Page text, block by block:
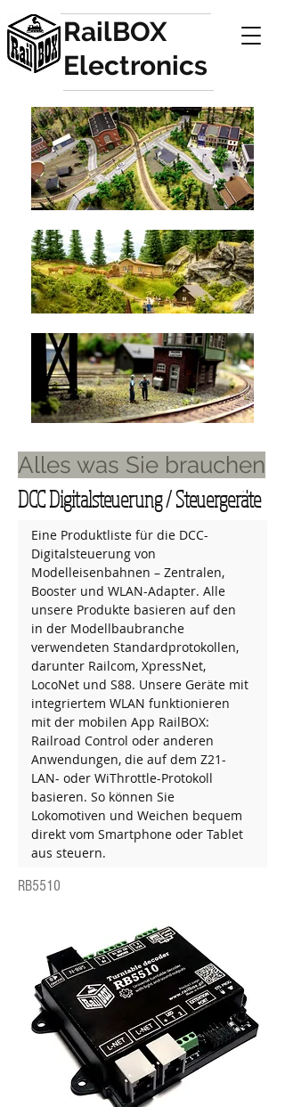
RailBOX
Electronics
Alles was Sie brauchen
DCC Digitalsteuerung / Steuergeräte
Eine Produktliste für die DCC-
Digitalsteuerung von
Modelleisenbahnen – Zentralen,
Booster und WLAN-Adapter. Alle
unsere Produkte basieren auf den
in der Modellbaubranche
verwendeten Standardprotokollen,
darunter Railcom, XpressNet,
LocoNet und S88. Unsere Geräte mit
integriertem WLAN funktionieren
mit der mobilen App RailBOX:
Railroad Control oder anderen
Anwendungen, die auf dem Z21-
LAN- oder WiThrottle-Protokoll
basieren. So können Sie
Lokomotiven und Weichen bequem
direkt vom Smartphone oder Tablet
aus steuern.
RB5510